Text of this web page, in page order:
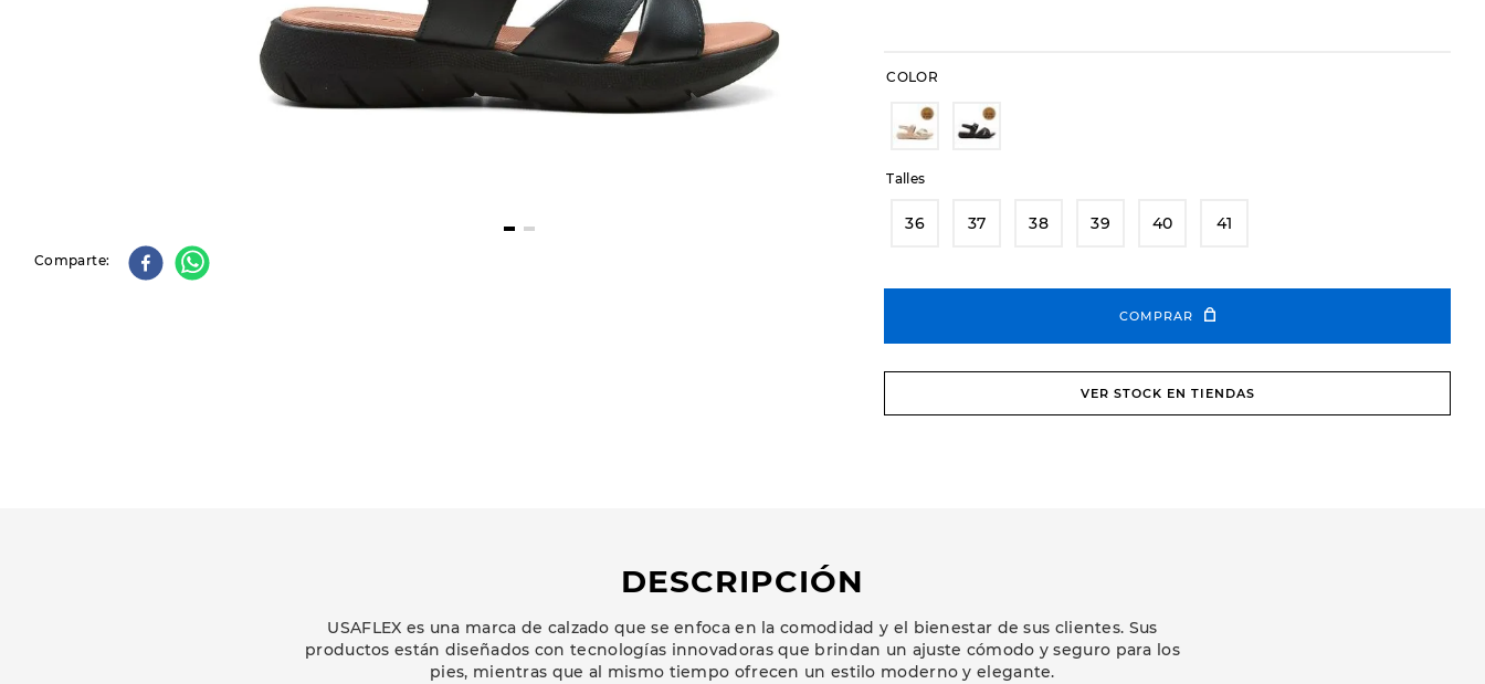
Comparte
COLOR
Talles
36 37 38 39 40 41
COMPRAR
VER STOCK EN TIENDAS
DESCRIPCIÓN
USAFLEX es una marca de calzado que se enfoca en la comodidad y el bienestar de sus clientes. Sus
productos están diseñados con tecnologías innovadoras que brindan un ajuste cómodo y seguro para los
pies, mientras que al mismo tiempo ofrecen un estilo moderno y elegante.